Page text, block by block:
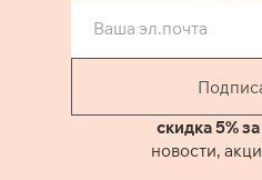
скидка 5%
новости,